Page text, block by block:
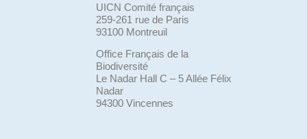
UICN Comité français
259-261 rue de Paris
93100 Montreuil
Office Français de la
Biodiversité
Le Nadar Hall C – 5 Allée Félix
Nadar
94300 Vincennes